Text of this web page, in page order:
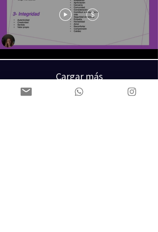
$
Cargar más